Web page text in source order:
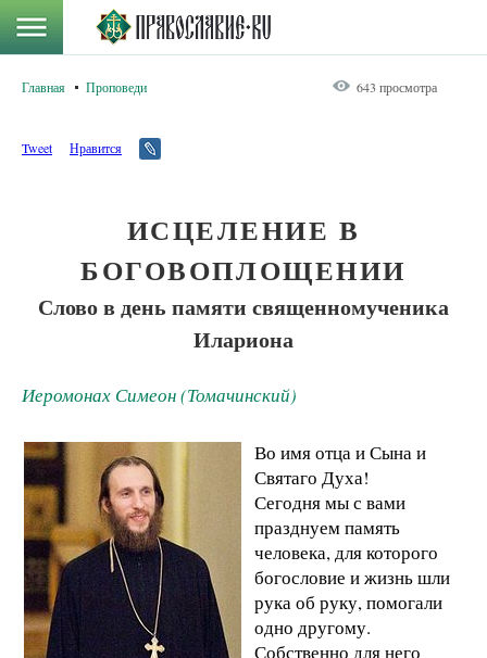
Главная Проповеди 643 просмотра
Tweet Нравится
ИСЦЕЛЕНИЕ В
БОГОВОПЛОЩЕНИИ
Слово в день памяти священномученика
Илариона
Иеромонах Симеон (Томачинский)
Во имя отца и Сына и
Святаго Духа!
Сегодня мы с вами
празднуем память
человека, для которого
богословие и жизнь шли
рука об руку, помогали
одно другому.
Собственно для него